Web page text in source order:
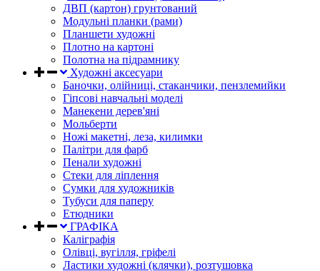
ДВП (картон) грунтований
Модульні планки (рами)
Планшети художні
Плотно на картоні
Полотна на підрамнику
Художні аксесуари
Баночки, олійниці, стаканчики, пензлемийки
Гіпсові навчальні моделі
Манекени дерев'яні
Мольберти
Ножі макетні, леза, килимки
Палітри для фарб
Пенали художні
Стеки для ліплення
Сумки для художників
Тубуси для паперу
Етюдники
ГРАФІКА
Каліграфія
Олівці, вугілля, гріфелі
Ластики художні (клячки), розтушовка